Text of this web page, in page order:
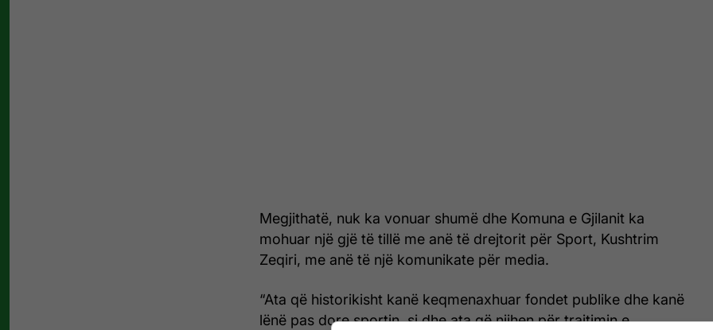
Megjithatë, nuk ka vonuar shumë dhe Komuna e Gjilanit ka
mohuar një gjë të tillë me anë të drejtorit për Sport, Kushtrim
Zeqiri, me anë të një komunikate për media.
“Ata që historikisht kanë keqmenaxhuar fondet publike dhe kanë
lënë pas dore sportin, si dhe ata që njihen për trajtimin e